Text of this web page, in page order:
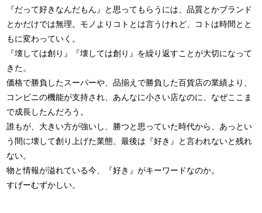
『だって好きなんだもん』と思ってもらうには、品質とかブランド
とかだけでは無理。モノよりコトとは言うけれど、コトは時間とと
もに変わっていく。
『壊しては創り』『壊しては創り』を繰り返すことが大切になって
きた。
価格で勝負したスーパーや、品揃えで勝負した百貨店の業績より、
コンビニの機能が支持され、あんなに小さい店なのに、なぜここま
で成長したんだろう。
誰もが、大きい方が強いし、勝つと思っていた時代から、あっとい
う間に壊して創り上げた業態、最後は『好き』と言われないと残れ
ない。
物と情報が溢れている今、『好き』がキーワードなのか。
すげーむずかしい。